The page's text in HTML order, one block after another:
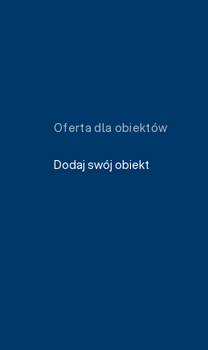
Oferta dla obiektów
Dodaj swój obiekt